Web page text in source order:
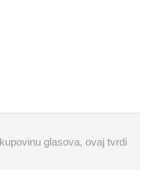
glasova, ovaj tvrdi